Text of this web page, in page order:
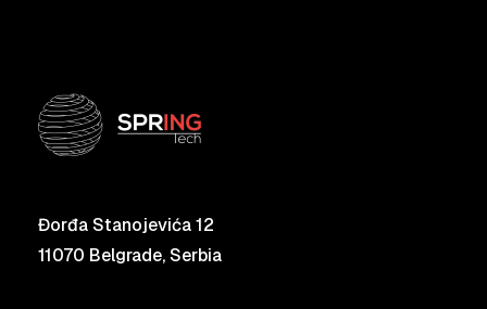
Đorđa Stanojevića 12
11070 Belgrade, Serbia